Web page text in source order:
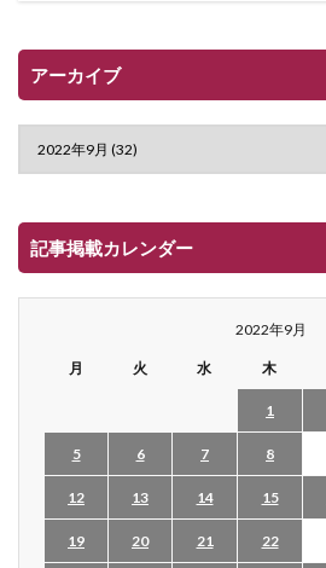
アーカイブ
記事掲載カレンダー
2022年9月
月 火 水 木
1
5 6 7 8
12 13 14 15
19 20 21 22